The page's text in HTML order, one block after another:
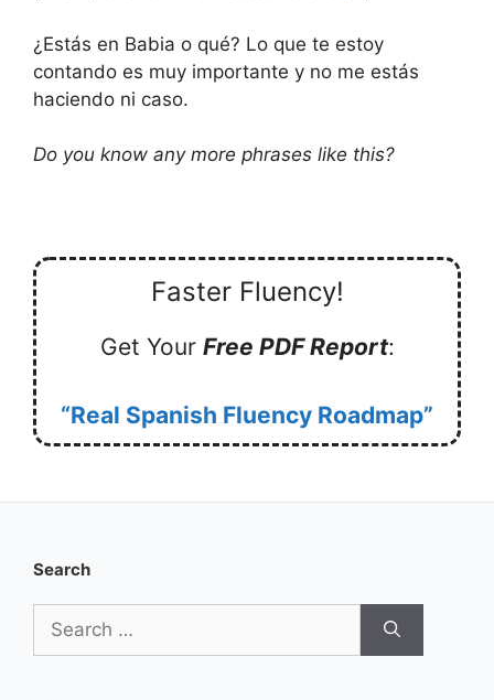
¿Estás en Babia o qué? Lo que te estoy
contando es muy importante y no me estás
haciendo ni caso.
Do you know any more phrases like this?
Faster Fluency!
Get Your Free PDF Report:
“Real Spanish Fluency Roadmap”
Search
for: